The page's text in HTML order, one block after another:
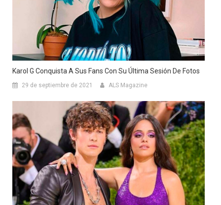
Karol G Conquista A Sus Fans Con Su Última Sesión De Fotos
29 de septiembre de 2021 ALS Magazine